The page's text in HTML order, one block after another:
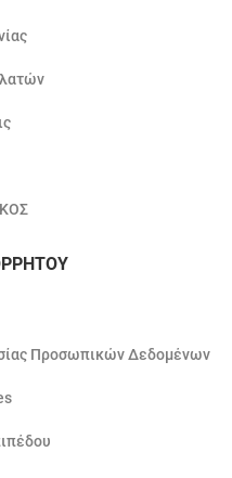
Προσωπικών Δεδομένων